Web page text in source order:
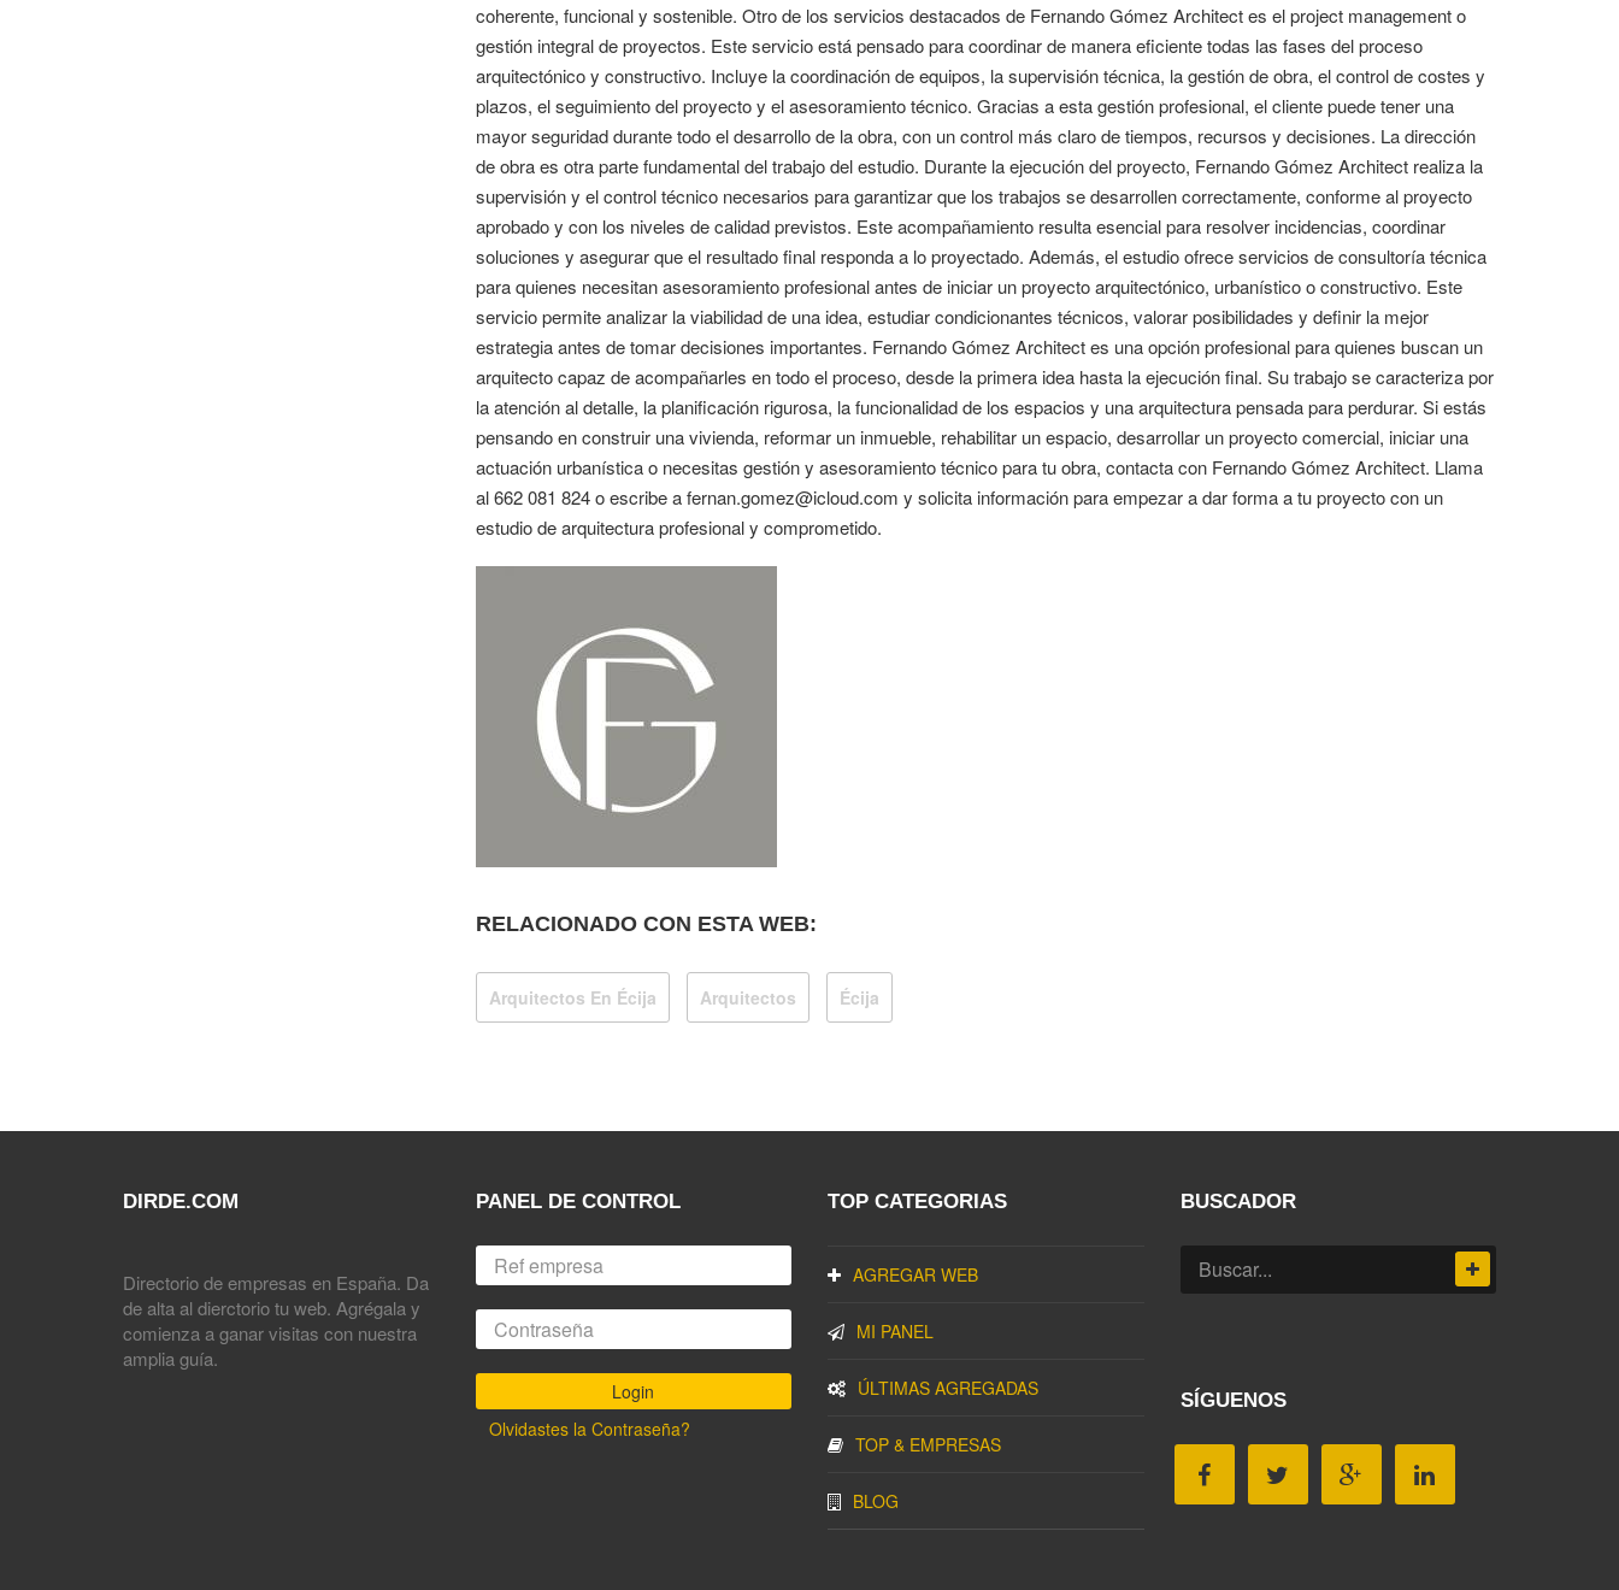
coherente, funcional y sostenible. Otro de los servicios destacados de Fernando Gómez Architect es el project management o
gestión integral de proyectos. Este servicio está pensado para coordinar de manera eficiente todas las fases del proceso
arquitectónico y constructivo. Incluye la coordinación de equipos, la supervisión técnica, la gestión de obra, el control de costes y
plazos, el seguimiento del proyecto y el asesoramiento técnico. Gracias a esta gestión profesional, el cliente puede tener una
mayor seguridad durante todo el desarrollo de la obra, con un control más claro de tiempos, recursos y decisiones. La dirección
de obra es otra parte fundamental del trabajo del estudio. Durante la ejecución del proyecto, Fernando Gómez Architect realiza la
supervisión y el control técnico necesarios para garantizar que los trabajos se desarrollen correctamente, conforme al proyecto
aprobado y con los niveles de calidad previstos. Este acompañamiento resulta esencial para resolver incidencias, coordinar
soluciones y asegurar que el resultado final responda a lo proyectado. Además, el estudio ofrece servicios de consultoría técnica
para quienes necesitan asesoramiento profesional antes de iniciar un proyecto arquitectónico, urbanístico o constructivo. Este
servicio permite analizar la viabilidad de una idea, estudiar condicionantes técnicos, valorar posibilidades y definir la mejor
estrategia antes de tomar decisiones importantes. Fernando Gómez Architect es una opción profesional para quienes buscan un
arquitecto capaz de acompañarles en todo el proceso, desde la primera idea hasta la ejecución final. Su trabajo se caracteriza por
la atención al detalle, la planificación rigurosa, la funcionalidad de los espacios y una arquitectura pensada para perdurar. Si estás
pensando en construir una vivienda, reformar un inmueble, rehabilitar un espacio, desarrollar un proyecto comercial, iniciar una
actuación urbanística o necesitas gestión y asesoramiento técnico para tu obra, contacta con Fernando Gómez Architect. Llama
al 662 081 824 o escribe a fernan.gomez@icloud.com y solicita información para empezar a dar forma a tu proyecto con un
estudio de arquitectura profesional y comprometido.
RELACIONADO CON ESTA WEB:
Arquitectos En Écija Arquitectos Écija
DIRDE.COM
Directorio de empresas en España. Da
de alta al dierctorio tu web. Agrégala y
comienza a ganar visitas con nuestra
amplia guía.
PANEL DE CONTROL
Olvidastes la Contraseña?
TOP CATEGORIAS
AGREGAR WEB
MI PANEL
ÚLTIMAS AGREGADAS
TOP & EMPRESAS
BLOG
BUSCADOR
SÍGUENOS